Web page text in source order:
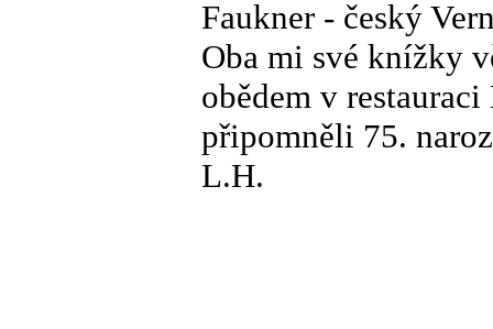
Faukner - český
Oba mi své knížky
obědem v
připomněli 75.
L.H.